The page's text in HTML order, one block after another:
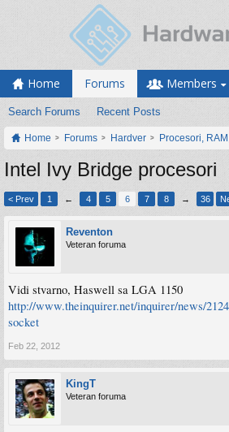
Home Forums
Search Forums Recent Posts
Members
Home Forums Hardver Procesori,
Intel Ivy Bridge procesori
< Prev 1 ← 4 5 6 7 8 → 36
Reventon
Veteran foruma
Vidi stvarno, Haswell sa LGA 1150
http://www.theinquirer.net/inquirer/news/
socket
Feb 22, 2012
KingT
Veteran foruma